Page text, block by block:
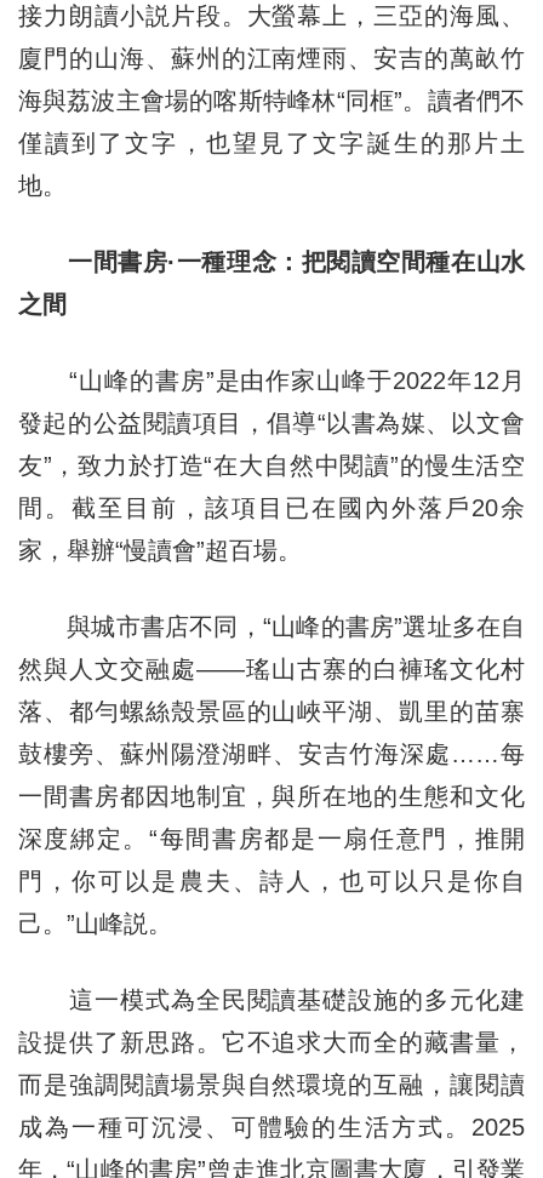
接力朗讀小説片段。大螢幕上，三亞的海風、
廈門的山海、蘇州的江南煙雨、安吉的萬畝竹
海與荔波主會場的喀斯特峰林“同框”。讀者們不
僅讀到了文字，也望見了文字誕生的那片土
地。
一間書房·一種理念：把閱讀空間種在山水
之間
“山峰的書房”是由作家山峰于2022年12月
發起的公益閱讀項目，倡導“以書為媒、以文會
友”，致力於打造“在大自然中閱讀”的慢生活空
間。截至目前，該項目已在國內外落戶20余
家，舉辦“慢讀會”超百場。
與城市書店不同，“山峰的書房”選址多在自
然與人文交融處——瑤山古寨的白褲瑤文化村
落、都勻螺絲殼景區的山峽平湖、凱里的苗寨
鼓樓旁、蘇州陽澄湖畔、安吉竹海深處……每
一間書房都因地制宜，與所在地的生態和文化
深度綁定。“每間書房都是一扇任意門，推開
門，你可以是農夫、詩人，也可以只是你自
己。”山峰説。
這一模式為全民閱讀基礎設施的多元化建
設提供了新思路。它不追求大而全的藏書量，
而是強調閱讀場景與自然環境的互融，讓閱讀
成為一種可沉浸、可體驗的生活方式。2025
年，“山峰的書房”曾走進北京圖書大廈，引發業